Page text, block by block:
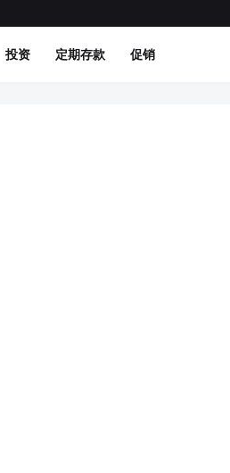
投资 定期存款 促销